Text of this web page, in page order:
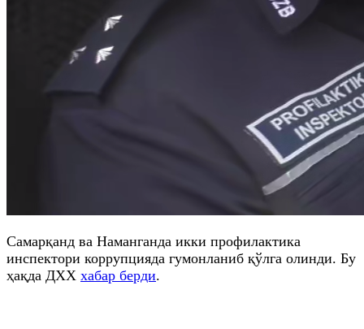
Самарқанд ва Наманганда икки профилактика
инспектори коррупцияда гумонланиб қўлга олинди. Бу
ҳақда ДХХ хабар берди.